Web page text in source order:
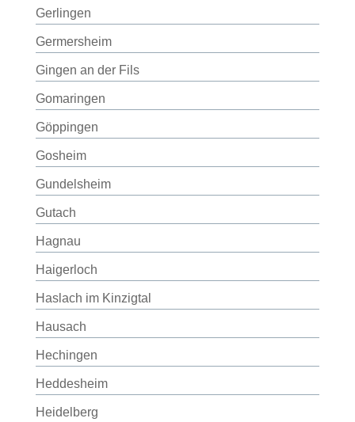
Gerlingen
Germersheim
Gingen an der Fils
Gomaringen
Göppingen
Gosheim
Gundelsheim
Gutach
Hagnau
Haigerloch
Haslach im Kinzigtal
Hausach
Hechingen
Heddesheim
Heidelberg